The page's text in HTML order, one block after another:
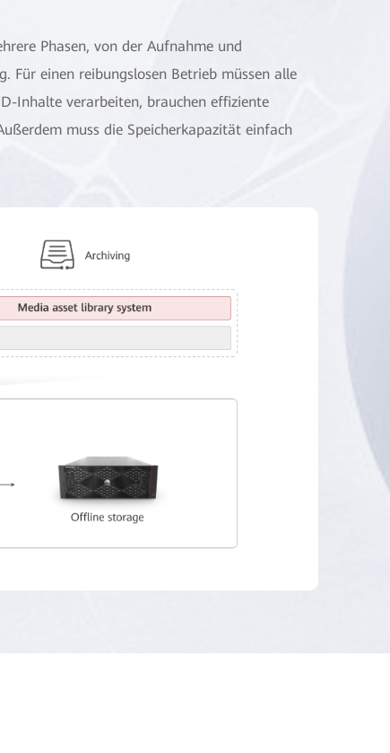
Phasen, von der Aufnahme und
Für einen reibungslosen Betrieb müssen alle
Inhalte verarbeiten, brauchen effiziente
muss die Speicherkapazität einfach